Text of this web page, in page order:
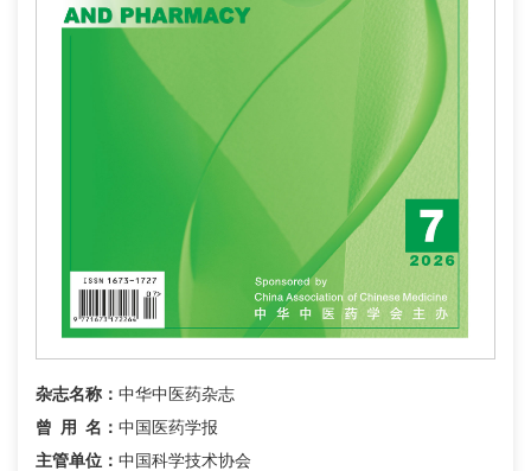
杂志名称： 中华中医药杂志
曾用名： 中国医药学报
主管单位： 中国科学技术协会